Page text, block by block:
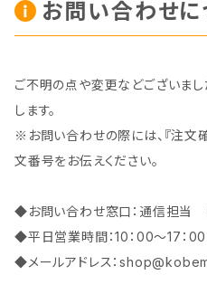
お問い合わせに
ご不明の点や変更などございま
します。
※お問い合わせの際には、『注文
文番号をお伝えください。
◆お問い合わせ窓口：通信担当
◆平日営業時間：10：00～17：00
◆メールアドレス：